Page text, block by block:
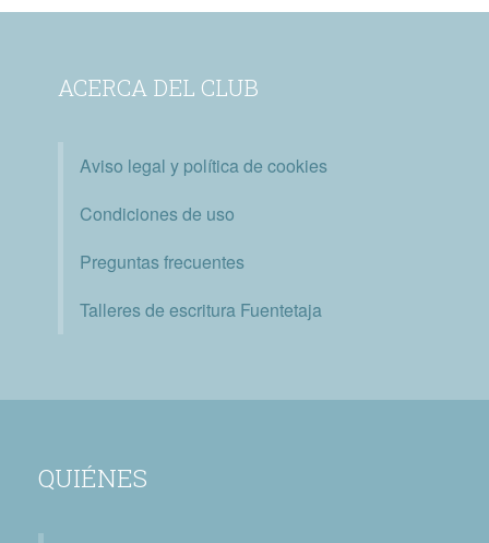
ACERCA DEL CLUB
Aviso legal y política de cookies
Condiciones de uso
Preguntas frecuentes
Talleres de escritura Fuentetaja
QUIÉNES